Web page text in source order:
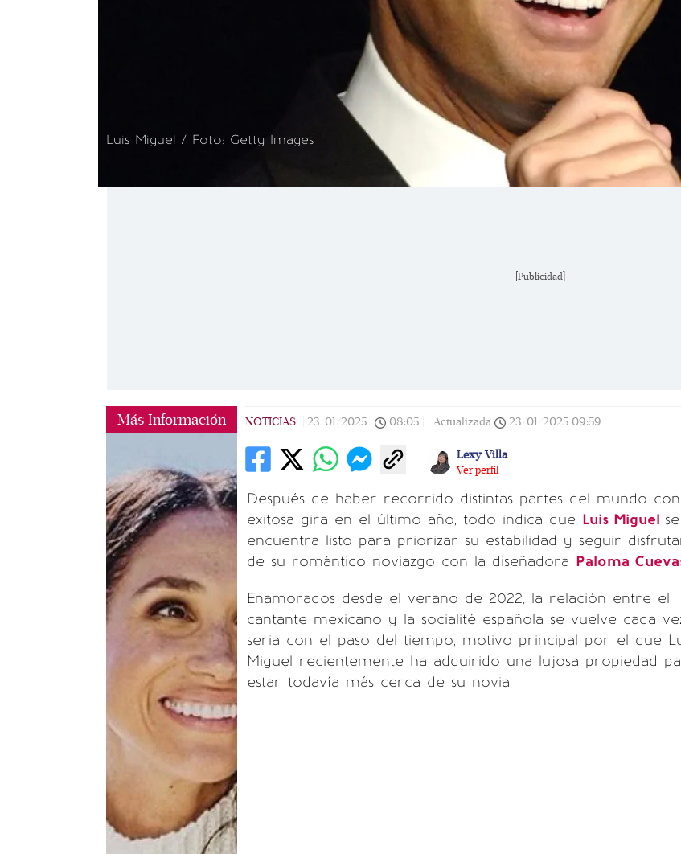
Luis Miguel / Foto: Getty Images
[Publicidad]
Más Información NOTICIAS 23/01/2025 08:05 Actualizada 23/01/2025 09:59
Lexy Villa
Ver perfil
Después de haber recorrido distintas partes del mundo
exitosa gira en el último año, todo indica que Luis Miguel se
encuentra listo para priorizar su estabilidad y seguir
de su romántico noviazgo con la diseñadora Paloma
Enamorados desde el verano de 2022, la relación entre el
cantante mexicano y la socialité española se vuelve cada
seria con el paso del tiempo, motivo principal por el que
Miguel recientemente ha adquirido una lujosa propiedad
estar todavía más cerca de su novia.